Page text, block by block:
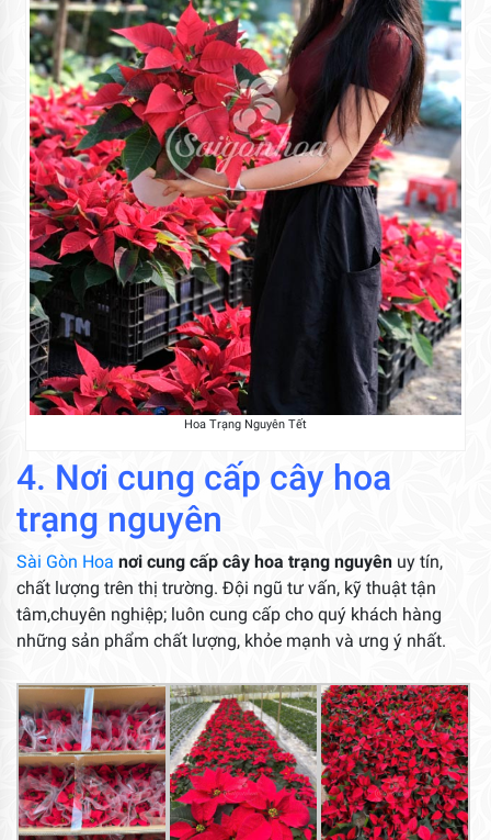
Hoa Trạng Nguyên Tết
4. Nơi cung cấp cây hoa
trạng nguyên
Sài Gòn Hoa nơi cung cấp cây hoa trạng nguyên uy tín,
chất lượng trên thị trường. Đội ngũ tư vấn, kỹ thuật tận
tâm,chuyên nghiệp; luôn cung cấp cho quý khách hàng
những sản phẩm chất lượng, khỏe mạnh và ưng ý nhất.